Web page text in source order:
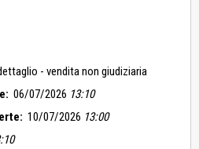
- vendita non giudiziaria
06/07/2026 13:10
10/07/2026 13:00